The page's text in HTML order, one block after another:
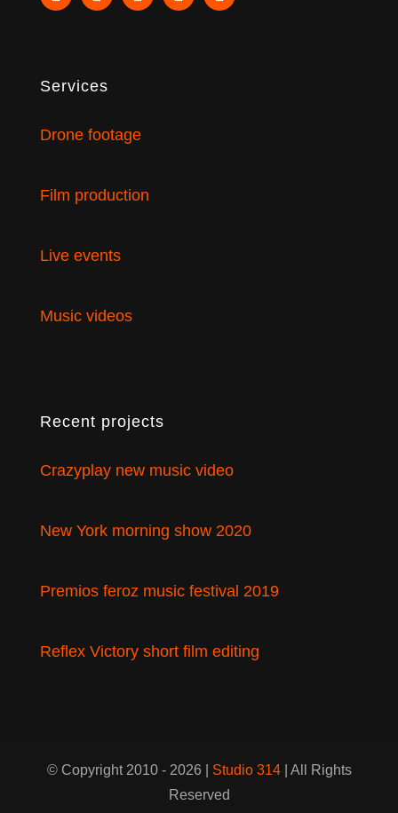
Services
Drone footage
Film production
Live events
Music videos
Recent projects
Crazyplay new music video
New York morning show 2020
Premios feroz music festival 2019
Reflex Victory short film editing
© Copyright 2010 - 2026 | Studio 314| All Rights
Reserved